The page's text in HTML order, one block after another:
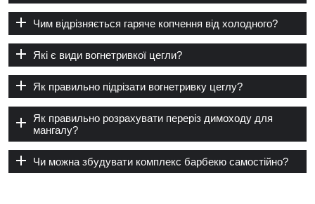
Чим відрізняється гаряче копчення від холодного?
Які є види вогнетривкої цегли?
Як правильно підрізати вогнетривку цеглу?
Як правильно розрахувати переріз димоходу для
мангалу?
Чи можна збудувати комплекс барбекю самостійно?